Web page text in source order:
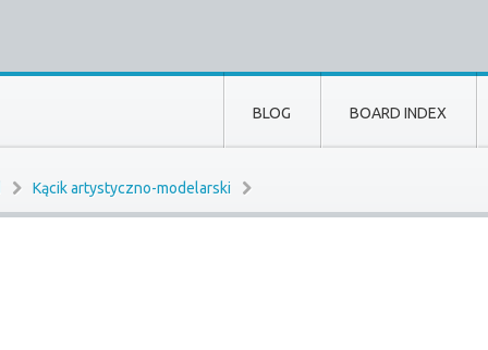
BLOG BOARD INDEX
Kącik artystyczno-modelarski